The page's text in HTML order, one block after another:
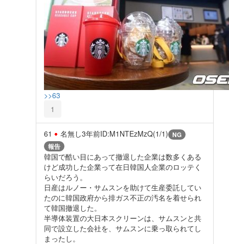
>>63
1
61 名無し3年前ID:M1NTEzMzQ(1/1) NG
報告
韓国で酷い目にあって撤退した企業は数多くある
けど成功した企業って在日韓国人企業のロッテく
らいだろう。
日産はルノー・サムスンを助けて生産委託してい
たのに韓国政府から排ガス不正の汚名を着せられ
て韓国撤退した。
半導体装置の大日本スクリーンは、サムスンと共
同で設立した会社を、サムスンに乗っ取られてし
まったし。